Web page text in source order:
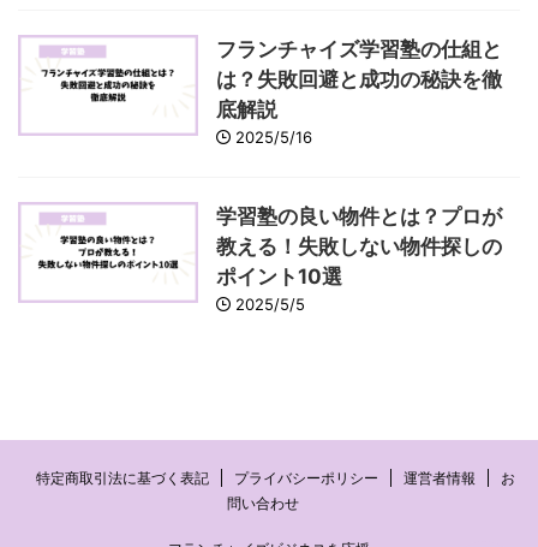
フランチャイズ学習塾の仕組と
は？失敗回避と成功の秘訣を徹
底解説
2025/5/16
学習塾の良い物件とは？プロが
教える！失敗しない物件探しの
ポイント10選
2025/5/5
特定商取引法に基づく表記 プライバシーポリシー 運営者情報
お
問い合わせ